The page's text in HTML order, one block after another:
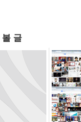
볼 글